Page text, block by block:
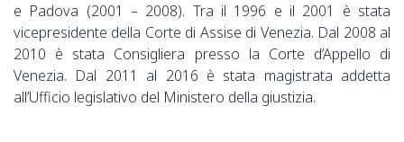
e Padova (2001 – 2008). Tra il 1996 e il 2001 è stata
vicepresidente della Corte di Assise di Venezia. Dal 2008 al
2010 è stata Consigliera presso la Corte d’Appello di
Venezia. Dal 2011 al 2016 è stata magistrata addetta
all’Ufficio legislativo del Ministero della giustizia.